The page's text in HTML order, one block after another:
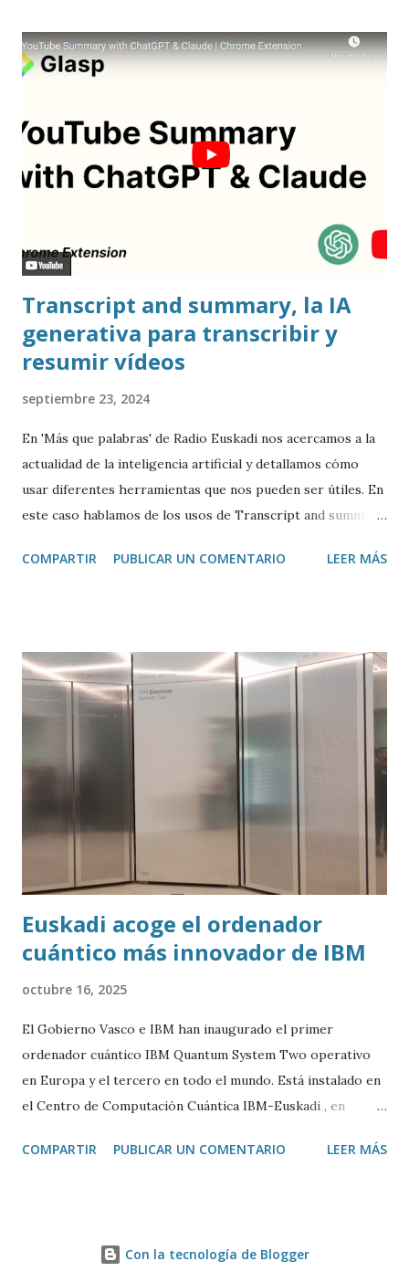
Transcript and summary, la IA
generativa para transcribir y
resumir vídeos
septiembre 23, 2024
En 'Más que palabras' de Radio Euskadi nos acercamos a la
actualidad de la inteligencia artificial y detallamos cómo
usar diferentes herramientas que nos pueden ser útiles. En
este caso hablamos de los usos de Transcript and summary
transcribir y resumir los vídeos de Youtube, así como
COMPARTIR PUBLICAR UN COMENTARIO LEER MÁS
Euskadi acoge el ordenador
cuántico más innovador de IBM
octubre 16, 2025
El Gobierno Vasco e IBM han inaugurado el primer
ordenador cuántico IBM Quantum System Two operativo
en Europa y el tercero en todo el mundo. Está instalado en
el Centro de Computación Cuántica IBM-Euskadi , en
siete metros de ancho por 4 de alto. Está encerrado en una
funcionamiento. La base de un ordenador cuántico son los
COMPARTIR PUBLICAR UN COMENTARIO LEER MÁS
Con la tecnología de Blogger